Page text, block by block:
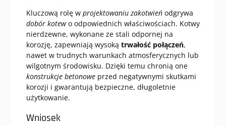
Kluczową rolę w projektowaniu zakotwieńodgrywa
dobór kotewo odpowiednich właściwościach. Kotwy
nierdzewne, wykonane ze stali odpornej na
korozję, zapewniają wysoką trwałość połączeń,
nawet w trudnych warunkach atmosferycznych lub
wilgotnym środowisku. Dzięki temu chronią one
konstrukcje betonoweprzed negatywnymi skutkami
korozji i gwarantują bezpieczne, długoletnie
użytkowanie.
Wniosek